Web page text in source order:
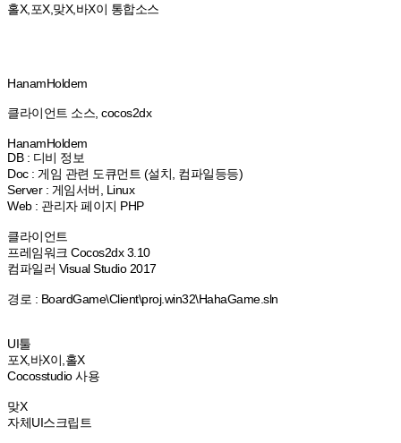
홀X,포X,맞X,바X이 통합소스
HanamHoldem
클라이언트 소스, cocos2dx
HanamHoldem
DB : 디비 정보
Doc : 게임 관련 도큐먼트 (설치, 컴파일등등)
Server : 게임서버, Linux
Web : 관리자 페이지 PHP
클라이언트
프레임워크 Cocos2dx 3.10
컴파일러 Visual Studio 2017
경로 : BoardGame\Client\proj.win32\HahaGame.sln
UI툴
포X,바X이,홀X
Cocosstudio 사용
맞X
자체UI스크립트